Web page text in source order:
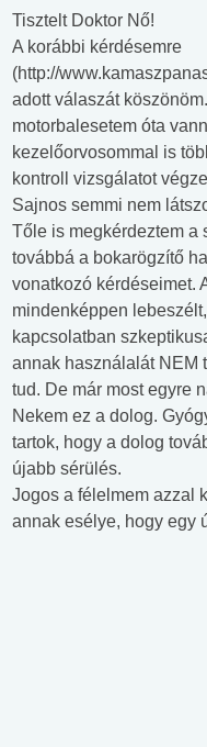
Tisztelt Doktor Nő!
A korábbi kérdésemre
(http://
adott válaszát
motorbalesetem óta
kezelőorvosommal is
kontroll vizsgálatot
Sajnos semmi nem
Tőle is megkérdeztem a
továbbá a bokarögzítő
vonatkozó kérdéseimet.
mindenképpen
kapcsolatban
annak használalát NEM
tud. De már most egyre
Nekem ez a dolog.
tartok, hogy a dolog
újabb sérülés.
Jogos a félelmem azzal
annak esélye, hogy egy